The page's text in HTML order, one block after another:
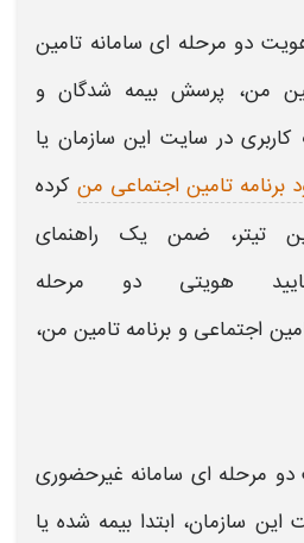
دو مرحله ای سامانه تامین
من، پرسش بیمه شدگان و
کاربری در سایت این سازمان یا
برنامه تامین اجتماعی من کرده
تیتر، ضمن یک راهنمای
هویتی دو مرحله
اجتماعی و برنامه تامین من،
دو مرحله ای سامانه غیرحضوری
این سازمان، ابتدا بیمه شده یا